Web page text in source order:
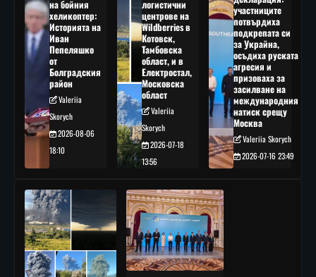
на бойния
хеликоптер:
Историята на
Иван
Пепеляшко
от
Болградския
район
Valeriia
Skorych
2026-08-06
18:10
логистични
центрове на
Wildberries в
Котовск,
Тамбовска
област, и в
Електростал,
Московска
област
Valeriia
Skorych
2026-07-18
13:56
участниците
потвърдиха
подкрепата си
за Украйна,
осъдиха руската
агресия и
призоваха за
засилване на
международния
натиск срещу
Москва
Valeriia Skorych
2026-07-16 23:49